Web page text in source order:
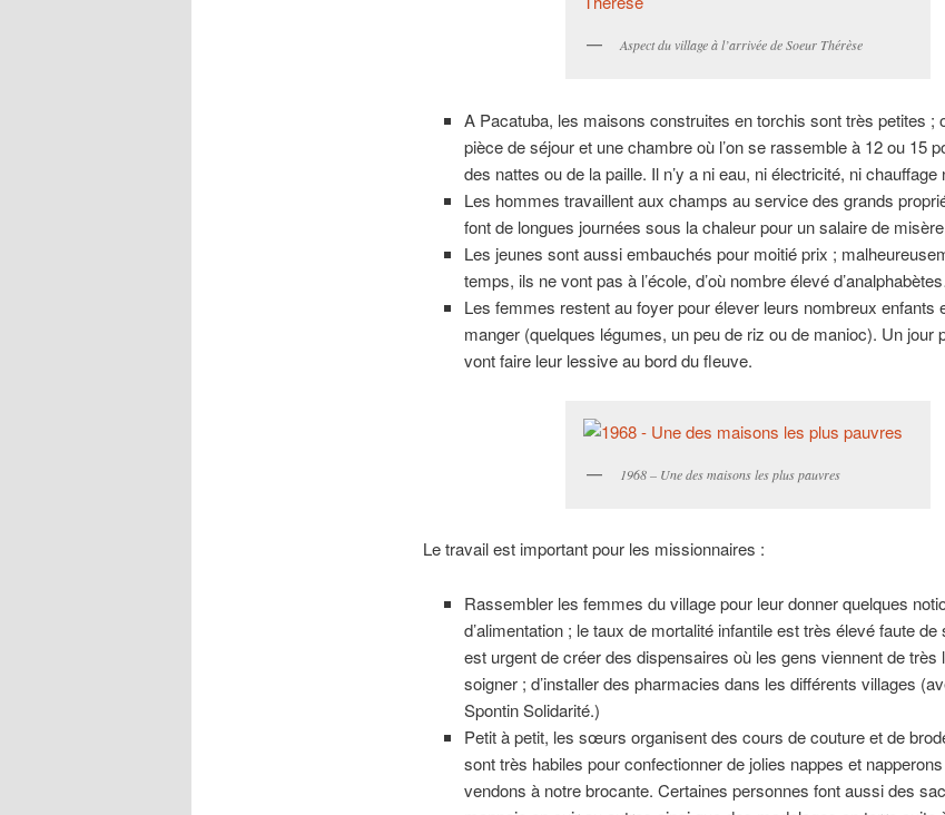
Aspect du village à l’arrivée de Soeur Thérèse
A Pacatuba, les maisons construites en torchis sont très petites ;
pièce de séjour et une chambre où l’on se rassemble à 12 ou 15
des nattes ou de la paille. Il n’y a ni eau, ni électricité, ni chauffage
Les hommes travaillent aux champs au service des grands
font de longues journées sous la chaleur pour un salaire de
Les jeunes sont aussi embauchés pour moitié prix ;
temps, ils ne vont pas à l’école, d’où nombre élevé
Les femmes restent au foyer pour élever leurs nombreux enfants
manger (quelques légumes, un peu de riz ou de manioc). Un jour
vont faire leur lessive au bord du fleuve.
1968 – Une des maisons les plus pauvres
Le travail est important pour les missionnaires :
Rassembler les femmes du village pour leur donner quelques
d’alimentation ; le taux de mortalité infantile est très élevé faute
est urgent de créer des dispensaires où les gens viennent de très
soigner ; d’installer des pharmacies dans les différents villages
Spontin Solidarité.)
Petit à petit, les sœurs organisent des cours de couture et de
sont très habiles pour confectionner de jolies nappes et
vendons à notre brocante. Certaines personnes font aussi des